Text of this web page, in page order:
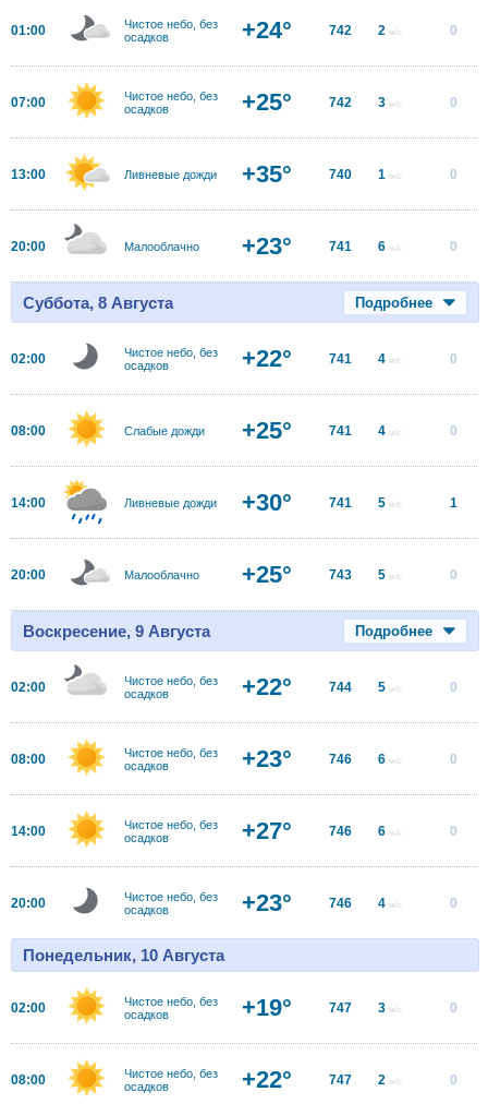
01:00
Чистое небо, без
осадков
+24° 742 2 м/с 0
07:00
Чистое небо, без
осадков
+25° 742 3 м/с 0
13:00 Ливневые дожди +35° 740 1 м/с 0
20:00 Малооблачно +23° 741 6 м/с 0
Суббота, 8 Августа Подробнее
02:00
Чистое небо, без
осадков
+22° 741 4 м/с 0
08:00 Слабые дожди +25° 741 4 м/с 0
14:00 Ливневые дожди +30° 741 5 м/с 1
20:00 Малооблачно +25° 743 5 м/с 0
Воскресение, 9 Августа Подробнее
02:00
Чистое небо, без
осадков
+22° 744 5 м/с 0
08:00
Чистое небо, без
осадков
+23° 746 6 м/с 0
14:00
Чистое небо, без
осадков
+27° 746 6 м/с 0
20:00
Чистое небо, без
осадков
+23° 746 4 м/с 0
Понедельник, 10 Августа
02:00
Чистое небо, без
осадков
+19° 747 3 м/с 0
08:00
Чистое небо, без
осадков
+22° 747 2 м/с 0